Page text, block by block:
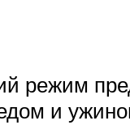
режим
и